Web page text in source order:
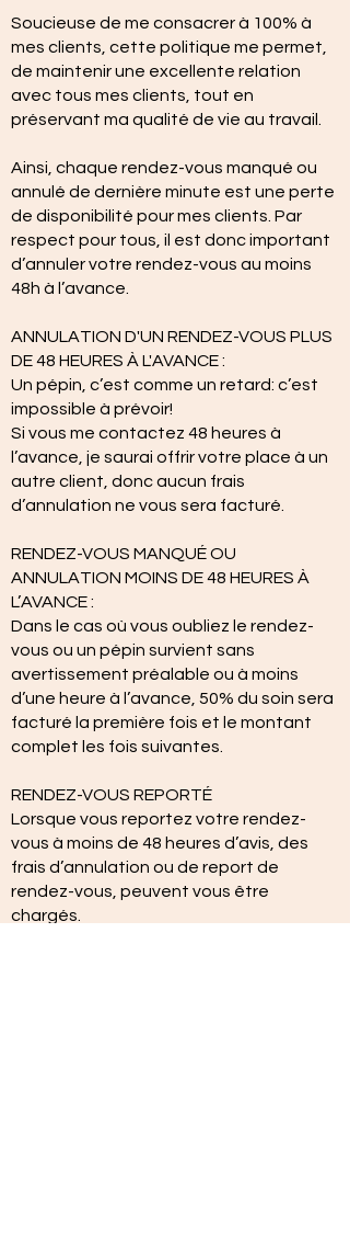
Soucieuse de me consacrer à 100% à
mes clients, cette politique me permet,
de maintenir une excellente relation
avec tous mes clients, tout en
préservant ma qualité de vie au travail.
Ainsi, chaque rendez-vous manqué ou
annulé de dernière minute est une perte
de disponibilité pour mes clients. Par
respect pour tous, il est donc important
d’annuler votre rendez-vous au moins
48h à l’avance.
ANNULATION D'UN RENDEZ-VOUS PLUS
DE 48 HEURES À L'AVANCE :
Un pépin, c’est comme un retard: c’est
impossible à prévoir!
Si vous me contactez 48 heures à
l’avance, je saurai offrir votre place à un
autre client, donc aucun frais
d’annulation ne vous sera facturé.
RENDEZ-VOUS MANQUÉ OU
ANNULATION MOINS DE 48 HEURES À
L’AVANCE :
Dans le cas où vous oubliez le rendez-
vous ou un pépin survient sans
avertissement préalable ou à moins
d’une heure à l’avance, 50% du soin sera
facturé la première fois et le montant
complet les fois suivantes.
RENDEZ-VOUS REPORTÉ
Lorsque vous reportez votre rendez-
vous à moins de 48 heures d’avis, des
frais d’annulation ou de report de
rendez-vous, peuvent vous être
chargés.